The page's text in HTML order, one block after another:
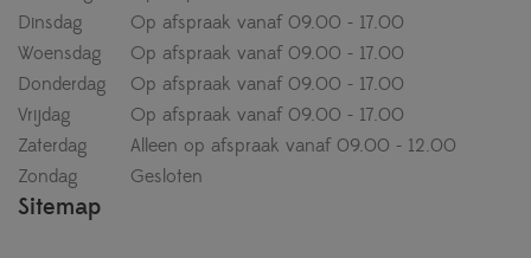
Dinsdag
Op afspraak vanaf 09.00 - 17.00
Woensdag
Op afspraak vanaf 09.00 - 17.00
Donderdag
Op afspraak vanaf 09.00 - 17.00
Vrijdag
Op afspraak vanaf 09.00 - 17.00
Zaterdag
Alleen op afspraak vanaf 09.00 - 12.00
Zondag
Gesloten
Sitemap